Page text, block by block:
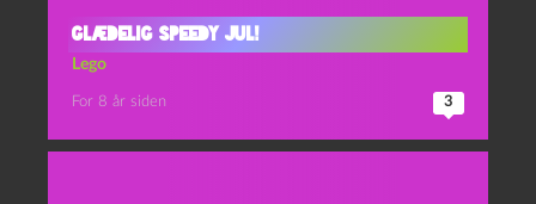
Glædelig speedy jul!
Lego
For 8 år siden 3